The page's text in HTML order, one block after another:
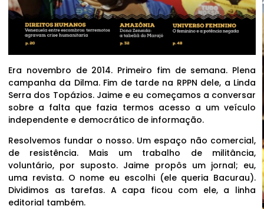
Era novembro de 2014. Primeiro fim de semana. Plena
campanha da Dilma. Fim de tarde na RPPN dele, a Linda
Serra dos Topázios. Jaime e eu começamos a conversar
sobre a falta que fazia termos acesso a um veículo
independente e democrático de informação.
Resolvemos fundar o nosso. Um espaço não comercial,
de resistência. Mais um trabalho de militância,
voluntário, por suposto. Jaime propôs um jornal; eu,
uma revista. O nome eu escolhi (ele queria Bacurau).
Dividimos as tarefas. A capa ficou com ele, a linha
editorial também.